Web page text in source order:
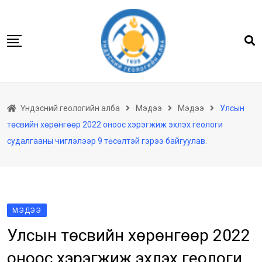
content
Бидний тухай
Үйлчилгээ
Ил тод байдал
Танин мэдэхүй
Үндэсний геологийн алба Мэдээ Мэдээ
Улсын
төсвийн хөрөнгөөр 2022 оноос хэрэгжиж эхлэх геологи
судалгааны чиглэлээр 9 төсөлтэй гэрээ байгуулав.
МЭДЭЭ
Улсын төсвийн хөрөнгөөр 2022